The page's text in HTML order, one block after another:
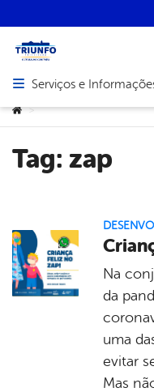
Abrir menu principal de
Serviços e
Você está aqui:
>
Tag: zap
Na
da
uma
evitar
Mas